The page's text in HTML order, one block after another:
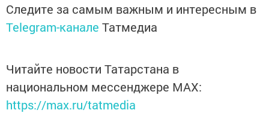
Следите за самым важным и интересным в
Telegram-канале Татмедиа
Читайте новости Татарстана в
национальном мессенджере MАХ:
https://max.ru/tatmedia